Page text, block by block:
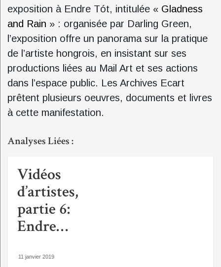
exposition à Endre Tót, intitulée « Gladness
and Rain » : organisée par Darling Green,
l’exposition offre un panorama sur la pratique
de l’artiste hongrois, en insistant sur ses
productions liées au Mail Art et ses actions
dans l’espace public. Les Archives Ecart
prêtent plusieurs oeuvres, documents et livres
à cette manifestation.
Analyses Liées :
Vidéos
d’artistes,
partie 6:
Endre…
11 janvier 2019